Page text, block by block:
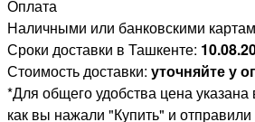
Оплата
Наличными или банковскими
Сроки доставки в Ташкенте:
Стоимость доставки: уточняйте у
*Для общего удобства цена указана
как вы нажали "Купить" и